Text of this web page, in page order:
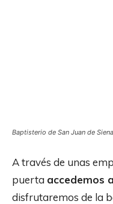
Baptisterio de San Juan de Siena
A través de unas
puerta accedemos
disfrutaremos de la